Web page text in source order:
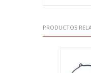
PRODUCTOS